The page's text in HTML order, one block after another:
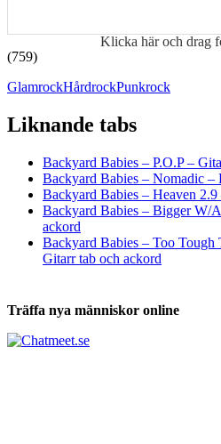
Klicka här och drag
(759)
GlamrockHårdrockPunkrock
Liknande tabs
Backyard Babies – P.O.P –
Backyard Babies – Nomadic –
Backyard Babies – Heaven
Backyard Babies – Bigger W/
ackord
Backyard Babies – Too Tough
Gitarr tab och ackord
Träffa nya människor online